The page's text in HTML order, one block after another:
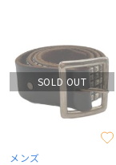
SOLD OUT
メンズ